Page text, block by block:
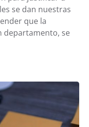
se dan nuestras
que la
departamento, se